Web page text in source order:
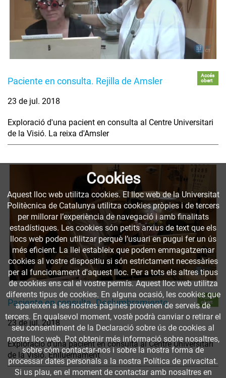
Paciente en consulta. Rejilla de Amsler
Accés
obert
23 de jul. 2018
Exploració d'una pacient en consulta al Centre Universitari
de la Visió. La reixa d'Amsler
Paciente en consulta. Deslumbramiento
Accés
obert
23 de jul. 2018
Exploració d'una pacient en consulta al Centre Universitari
de la Visió. Enlluernament
Cookies
Aquest lloc web utilitza cookies. El lloc web de la Universitat
Politècnica de Catalunya utilitza cookies pròpies i de tercers
per millorar l’experiència de navegació i amb finalitats
estadístiques. Les cookies són petits arxius de text que els
llocs web poden utilitzar perquè l’usuari en pugui fer un ús
més eficient. La llei estableix que podem emmagatzemar
cookies al vostre dispositiu si són estrictament necessàries
per al funcionament d'aquest lloc. Per a tots els altres tipus
de cookies ens cal el vostre permís. Aquest lloc web utilitza
diferents tipus de cookies. En alguna ocasió, les cookies que
apareixen a les nostres pàgines provenen de serveis de
tercers. En qualsevol moment, vostè podrà canviar o retirar el
seu consentiment de la Declaració sobre ús de cookies al
nostre lloc web. Pot obtenir més informació sobre nosaltres,
sobre cóm contactar-nos i sobre la nostra forma de
processar dates personals a la nostra Política de privacitat.
Si us plau, en el moment de contactar amb nosaltres en